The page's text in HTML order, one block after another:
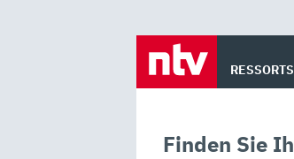
RESSORTS
Finden Sie